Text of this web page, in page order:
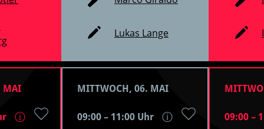
Lukas Lange
MAI
ⓘ
MITTWOCH, 06. MAI
09:00 – 11:00 Uhr ⓘ 09:00 –